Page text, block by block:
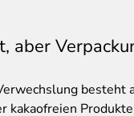
aber
besteht
kakaofreien